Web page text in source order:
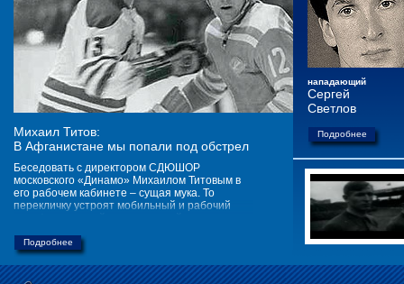
Михаил Титов:
В Афганистане мы попали под обстрел
Беседовать с директором СДЮШОР
московского «Динамо» Михаилом Титовым в
его рабочем кабинете – сущая мука. То
перекличку устроят мобильный и рабочий
динамовскую школу, то подчиненные Михаила
Федоровича попросят его решить какой-то
срочный вопрос.
Подробнее
нападающий
Сергей
Светлов
Подробнее